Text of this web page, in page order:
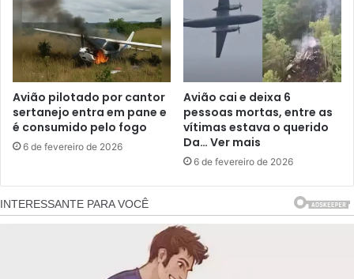
Avião pilotado por cantor
sertanejo entra em pane e
é consumido pelo fogo
6 de fevereiro de 2026
Avião cai e deixa 6
pessoas mortas, entre as
vítimas estava o querido
Da… Ver mais
6 de fevereiro de 2026